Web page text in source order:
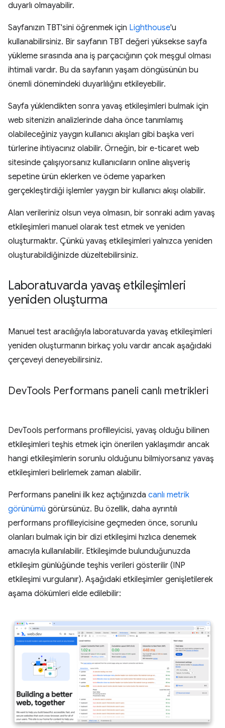
duyarlı olmayabilir.
Sayfanızın TBT'sini öğrenmek için Lighthouse'u
kullanabilirsiniz. Bir sayfanın TBT değeri yüksekse sayfa
yükleme sırasında ana iş parçacığının çok meşgul olması
ihtimali vardır. Bu da sayfanın yaşam döngüsünün bu
önemli dönemindeki duyarlılığını etkileyebilir.
Sayfa yüklendikten sonra yavaş etkileşimleri bulmak için
web sitenizin analizlerinde daha önce tanımlamış
olabileceğiniz yaygın kullanıcı akışları gibi başka veri
türlerine ihtiyacınız olabilir. Örneğin, bir e-ticaret web
sitesinde çalışıyorsanız kullanıcıların online alışveriş
sepetine ürün eklerken ve ödeme yaparken
gerçekleştirdiği işlemler yaygın bir kullanıcı akışı olabilir.
Alan verileriniz olsun veya olmasın, bir sonraki adım yavaş
etkileşimleri manuel olarak test etmek ve yeniden
oluşturmaktır. Çünkü yavaş etkileşimleri yalnızca yeniden
oluşturabildiğinizde düzeltebilirsiniz.
Laboratuvarda yavaş etkileşimleri
yeniden oluşturma
Manuel test aracılığıyla laboratuvarda yavaş etkileşimleri
yeniden oluşturmanın birkaç yolu vardır ancak aşağıdaki
çerçeveyi deneyebilirsiniz.
DevTools Performans paneli canlı metrikleri
DevTools performans profilleyicisi, yavaş olduğu bilinen
etkileşimleri teşhis etmek için önerilen yaklaşımdır ancak
hangi etkileşimlerin sorunlu olduğunu bilmiyorsanız yavaş
etkileşimleri belirlemek zaman alabilir.
Performans panelini ilk kez açtığınızda canlı metrik
görünümü görürsünüz. Bu özellik, daha ayrıntılı
performans profilleyicisine geçmeden önce, sorunlu
olanları bulmak için bir dizi etkileşimi hızlıca denemek
amacıyla kullanılabilir. Etkileşimde bulunduğunuzda
etkileşim günlüğünde teşhis verileri gösterilir (INP
etkileşimi vurgulanır). Aşağıdaki etkileşimler genişletilerek
aşama dökümleri elde edilebilir: